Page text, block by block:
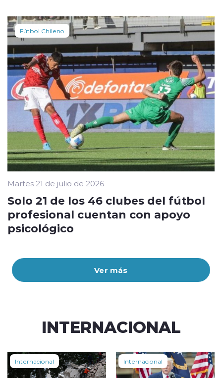
Ver más
Fútbol Chileno
Martes 21 de julio de 2026
Solo 21 de los 46 clubes del fútbol
profesional cuentan con apoyo
psicológico
INTERNACIONAL
Internacional Internacional